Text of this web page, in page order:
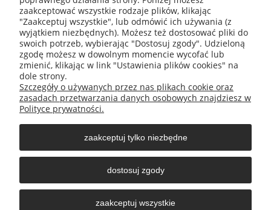
O nas
Obsługa klienta
Pomoc
Moje konto
zaakceptować wszystkie rodzaje plików, klikając
"Zaakceptuj wszystkie", lub odmówić ich używania (z
wyjątkiem niezbędnych). Możesz też dostosować pliki do
swoich potrzeb, wybierając "Dostosuj zgody". Udzieloną
zgodę możesz w dowolnym momencie wycofać lub
zmienić, klikając w link "Ustawienia plików cookies" na
dole strony.
Szczegóły o używanych przez nas plikach cookie oraz
zasadach przetwarzania danych osobowych znajdziesz w
Polityce prywatności.
zaakceptuj tylko niezbędne
dostosuj zgody
zaakceptuj wszystkie